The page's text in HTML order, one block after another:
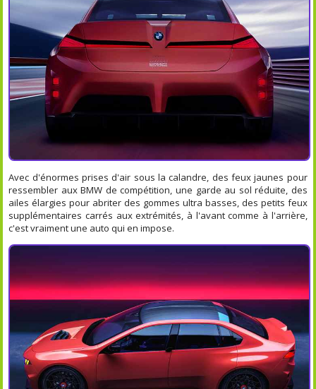
Avec d'énormes prises d'air sous la calandre, des feux jaunes pour
ressembler aux BMW de compétition, une garde au sol réduite, des
ailes élargies pour abriter des gommes ultra basses, des petits feux
supplémentaires carrés aux extrémités, à l'avant comme à l'arrière,
c'est vraiment une auto qui en impose.